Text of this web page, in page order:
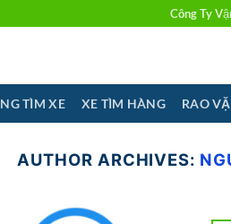
Công Ty
TÌM XE XE TÌM HÀNG RAO
AUTHOR ARCHIVES: